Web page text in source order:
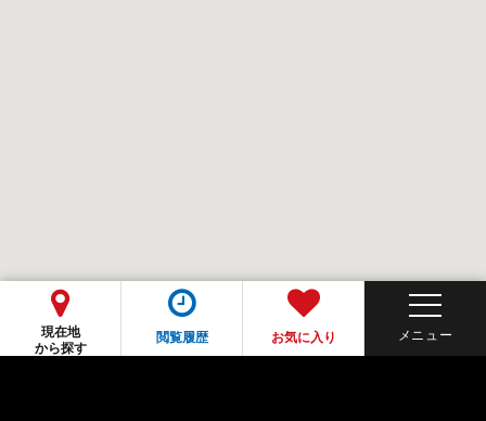
現在地
から探す
閲覧履歴 お気に入り